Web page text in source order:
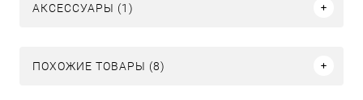
АКСЕССУАРЫ (1)
ПОХОЖИЕ ТОВАРЫ (8)